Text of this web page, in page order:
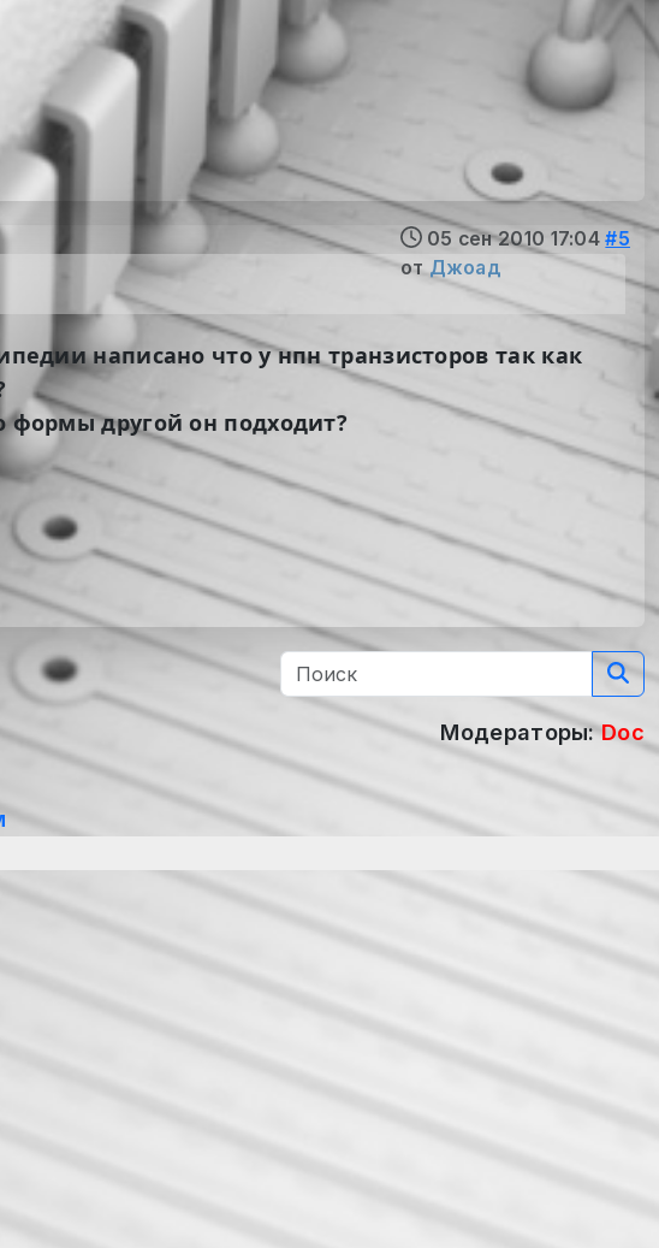
05 сен 2010 17:04 #5
отДжоад
написано что у нпн транзисторов так как
формы другой он подходит?
Модераторы:Doc